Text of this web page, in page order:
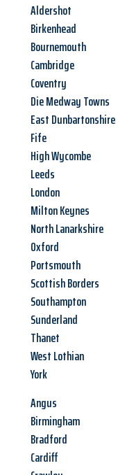
Aldershot
Birkenhead
Bournemouth
Cambridge
Coventry
Die Medway Towns
East Dunbartonshire
Fife
High Wycombe
Leeds
London
Milton Keynes
North Lanarkshire
Oxford
Portsmouth
Scottish Borders
Southampton
Sunderland
Thanet
West Lothian
York
Angus
Birmingham
Bradford
Cardiff